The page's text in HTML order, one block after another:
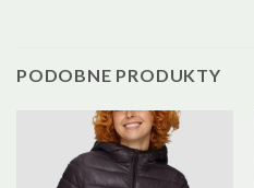
PODOBNE PRODUKTY